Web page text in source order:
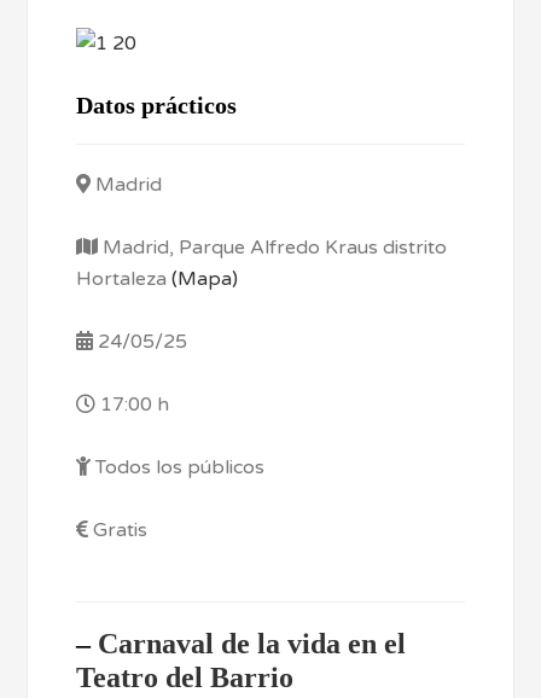
Datos prácticos
Madrid
Madrid, Parque Alfredo Kraus distrito
Hortaleza(Mapa)
24/05/25
17:00 h
Todos los públicos
Gratis
– Carnaval de la vida en el
Teatro del Barrio